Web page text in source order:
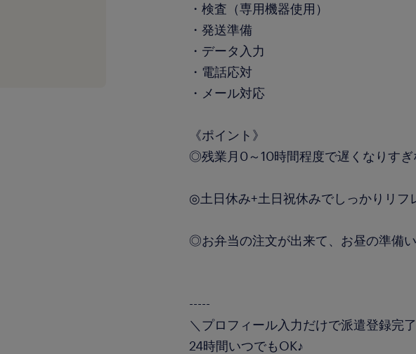
・検査（専用機器使用）
・発送準備
・データ入力
・電話応対
・メール対応
《ポイント》
◎残業月0～10時間程度で遅くなりすぎ
◎土日休み+土日祝休みでしっかりリ
◎お弁当の注文が出来て、お昼の準備い
-----
＼プロフィール入力だけで派遣登録完
24時間いつでもOK♪